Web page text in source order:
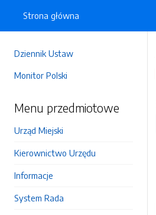
Dziennik Ustaw
Monitor Polski
Menu przedmiotowe
Urząd Miejski
Kierownictwo Urzędu
Informacje
System Rada
Strona główna